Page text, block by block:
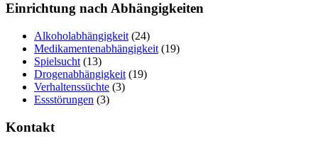
Einrichtung nach Abhängigkeiten
Alkoholabhängigkeit (24)
Medikamentenabhängigkeit (19)
Spielsucht (13)
Drogenabhängigkeit (19)
Verhaltenssüchte (3)
Essstörungen (3)
Kontakt